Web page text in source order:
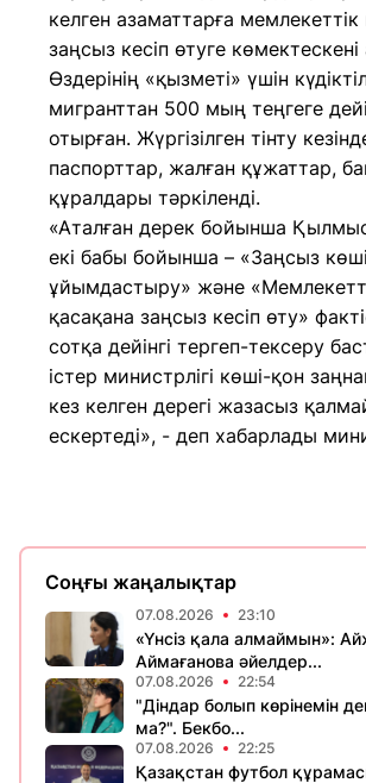
келген азаматтарға
заңсыз кесіп өтуге
Өздерінің «қызметі» үшін
мигранттан 500 мың теңгеге
отырған. Жүргізілген тінту
паспорттар, жалған құжаттар,
құралдары тәркіленді.
«Аталған дерек бойынша
екі бабы бойынша – «Заңсыз
ұйымдастыру» және
қасақана заңсыз кесіп өту»
сотқа дейінгі тергеп-тексеру
істер министрлігі көші-қон
кез келген дерегі жазасыз
ескертеді», - деп хабарлады
Соңғы жаңалықтар
07.08.2026 23:10
«Үнсіз қала алмаймын»:
Аймағанова әйелдер...
07.08.2026 22:54
"Діндар болып көрінемін
ма?". Бекбо...
07.08.2026 22:25
Қазақстан футбол